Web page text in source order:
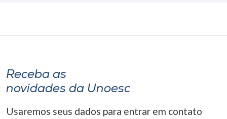
Receba as
novidades da Unoesc
Usaremos seus dados para entrar em contato